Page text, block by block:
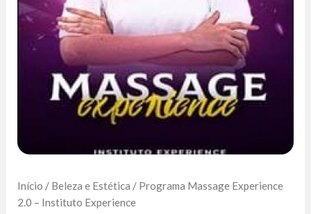
Início / Beleza e Estética / Programa Massage Experience
2.0 – Instituto Experience